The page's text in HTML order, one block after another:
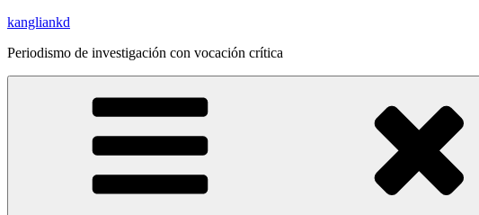
Saltar
contenido
kangliankd
Periodismo de investigación con vocación crítica